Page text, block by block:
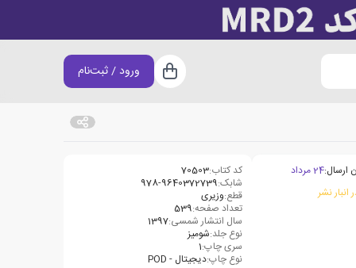
سبد خرید
ورود / ثبت‌نام
ارسال:24 مرداد
انبار نشر
کد کتاب:70503
شابک:978-9640372739
قطع:وزیری
تعداد صفحه:539
سال انتشار شمسی:1397
نوع جلد:شومیز
سری چاپ:1
نوع چاپ:دیجیتال - POD